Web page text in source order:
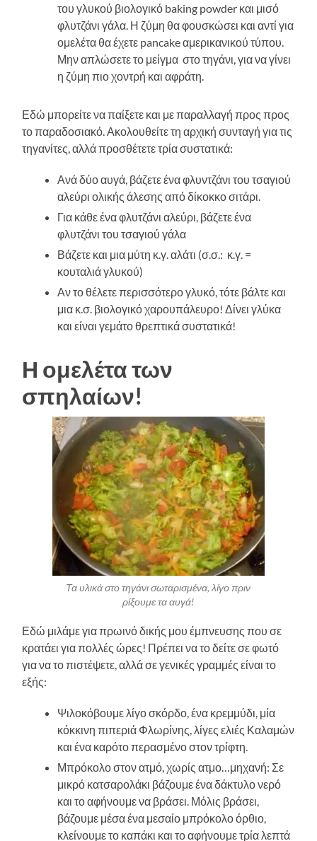
του γλυκού βιολογικό baking powder και μισό
φλυτζάνι γάλα. Η ζύμη θα φουσκώσει και αντί για
ομελέτα θα έχετε pancake αμερικανικού τύπου.
Μην απλώσετε το μείγμα στο τηγάνι, για να γίνει
η ζύμη πιο χοντρή και αφράτη.
Εδώ μπορείτε να παίξετε και με παραλλαγή προς προς
το παραδοσιακό. Ακολουθείτε τη αρχική συνταγή για τις
τηγανίτες, αλλά προσθέτετε τρία συστατικά:
Ανά δύο αυγά, βάζετε ένα φλυντζάνι του τσαγιού
αλεύρι ολικής άλεσης από δίκοκκο σιτάρι.
Για κάθε ένα φλυτζάνι αλεύρι, βάζετε ένα
φλυτζάνι του τσαγιού γάλα
Βάζετε και μια μύτη κ.γ. αλάτι (σ.σ.: κ.γ. =
κουταλιά γλυκού)
Αν το θέλετε περισσότερο γλυκό, τότε βάλτε και
μια κ.σ. βιολογικό χαρουπάλευρο! Δίνει γλύκα
και είναι γεμάτο θρεπτικά συστατικά!
Η ομελέτα των
σπηλαίων!
Τα υλικά στο τηγάνι σωταρισμένα, λίγο πριν
ρίξουμε τα αυγά!
Εδώ μιλάμε για πρωινό δικής μου έμπνευσης που σε
κρατάει για πολλές ώρες! Πρέπει να το δείτε σε φωτό
για να το πιστέψετε, αλλά σε γενικές γραμμές είναι το
εξής:
Ψιλοκόβουμε λίγο σκόρδο, ένα κρεμμύδι, μία
κόκκινη πιπεριά Φλωρίνης, λίγες ελιές Καλαμών
και ένα καρότο περασμένο στον τρίφτη.
Μπρόκολο στον ατμό, χωρίς ατμο…μηχανή: Σε
μικρό κατσαρολάκι βάζουμε ένα δάκτυλο νερό
και το αφήνουμε να βράσει. Μόλις βράσει,
βάζουμε μέσα ένα μεσαίο μπρόκολο όρθιο,
κλείνουμε το καπάκι και το αφήνουμε τρία λεπτά